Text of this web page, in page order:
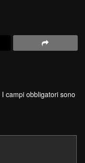
I campi obbligatori sono